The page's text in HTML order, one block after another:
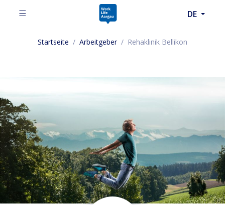
DE
Startseite / Arbeitgeber / Rehaklinik Bellikon